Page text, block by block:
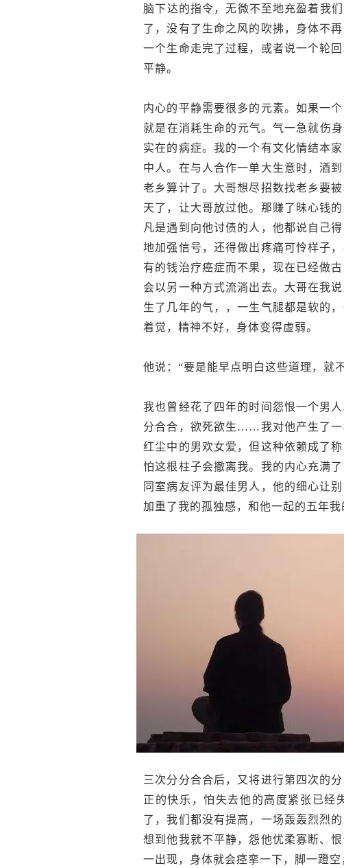
脑下达的指令，无微不至地充盈着我
了，没有了生命之风的吹拂，身体不
一个生命走完了过程，或者说一个轮
平静。
内心的平静需要很多的元素。如果一
就是在消耗生命的元气。气一急就伤
实在的病症。我的一个有文化情结本
中人。在与人合作一单大生意时，酒
老乡算计了。大哥想尽招数找老乡要
天了，让大哥放过他。那赚了昧心钱
凡是遇到向他讨债的人，他都说自己
地加强信号，还得做出疼痛可怜样子
有的钱治疗癌症而不果，现在已经做
会以另一种方式流淌出去。大哥在我
生了几年的气，，一生气腿都是软的
着觉，精神不好，身体变得虚弱。
他说：“要是能早点明白这些道理，就
我也曾经花了四年的时间怨恨一个男
分合合，欲死欲生……我对他产生了一
红尘中的男欢女爱，但这种依赖成了
怕这根柱子会撤离我。我的内心充满
同室病友评为最佳男人，他的细心让
加重了我的孤独感，和他一起的五年
三次分分合合后，又将进行第四次的
正的快乐，怕失去他的高度紧张已经
了，我们都没有提高，一场轰轰烈烈
想到他我就不平静，怨他优柔寡断、
一出现，身体就会痉挛一下，脚一蹬空